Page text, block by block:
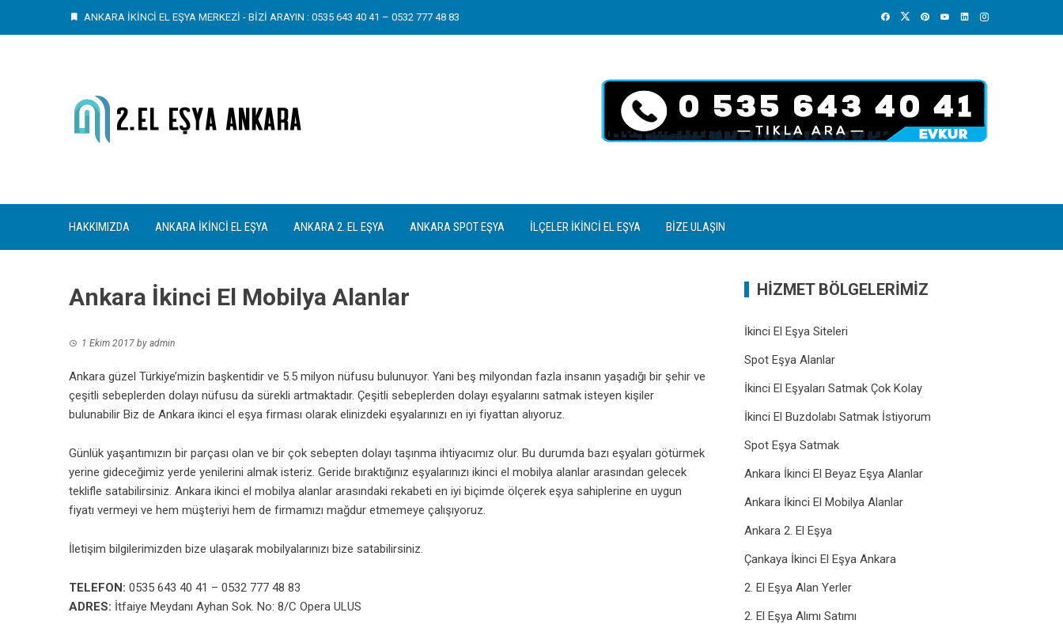
ANKARA İKİNCİ EL EŞYA MERKEZİ - BİZİ ARAYIN : 0535 643 40 41 – 0532 777 48 83
HAKKIMIZDA ANKARA İKINCI EL EŞYA ANKARA 2. EL EŞYA ANKARA SPOT EŞYA İLÇELER İKINCI EL EŞYA BIZE ULAŞIN
Ankara İkinci El Mobilya Alanlar
1 Ekim 2017 by admin
Ankara güzel Türkiye’mizin başkentidir ve 5.5 milyon nüfusu bulunuyor. Yani beş milyondan fazla insanın yaşadığı bir şehir ve
çeşitli sebeplerden dolayı nüfusu da sürekli artmaktadır. Çeşitli sebeplerden dolayı eşyalarını satmak isteyen kişiler
bulunabilir Biz de Ankara ikinci el eşya firması olarak elinizdeki eşyalarınızı en iyi fiyattan alıyoruz.
Günlük yaşantımızın bir parçası olan ve bir çok sebepten dolayı taşınma ihtiyacımız olur. Bu durumda bazı eşyaları götürmek
yerine gideceğimiz yerde yenilerini almak isteriz. Geride bıraktığınız eşyalarınızı ikinci el mobilya alanlar arasından gelecek
teklifle satabilirsiniz. Ankara ikinci el mobilya alanlar arasındaki rekabeti en iyi biçimde ölçerek eşya sahiplerine en uygun
fiyatı vermeyi ve hem müşteriyi hem de firmamızı mağdur etmemeye çalışıyoruz.
İletişim bilgilerimizden bize ulaşarak mobilyalarınızı bize satabilirsiniz.
TELEFON: 0535 643 40 41 – 0532 777 48 83
ADRES: İtfaiye Meydanı Ayhan Sok. No: 8/C Opera ULUS
HİZMET BÖLGELERİMİZ
İkinci El Eşya Siteleri
Spot Eşya Alanlar
İkinci El Eşyaları Satmak Çok Kolay
İkinci El Buzdolabı Satmak İstiyorum
Spot Eşya Satmak
Ankara İkinci El Beyaz Eşya Alanlar
Ankara İkinci El Mobilya Alanlar
Ankara 2. El Eşya
Çankaya İkinci El Eşya Ankara
2. El Eşya Alan Yerler
2. El Eşya Alımı Satımı